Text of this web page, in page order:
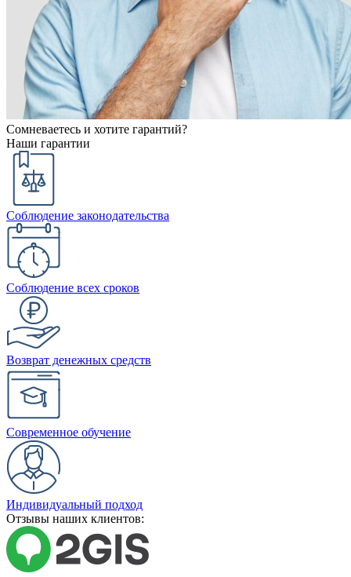
Сомневаетесь и хотите гарантий?
Наши гарантии
Соблюдение законодательства
Соблюдение всех сроков
Возврат денежных средств
Современное обучение
Индивидуальный подход
Отзывы наших клиентов: